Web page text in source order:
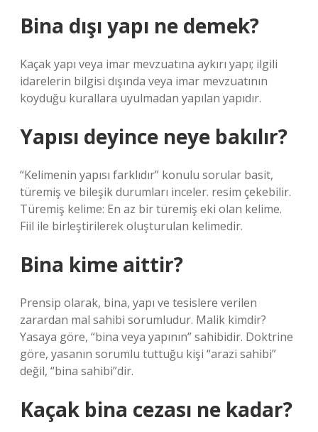
Bina dışı yapı ne demek?
Kaçak yapı veya imar mevzuatına aykırı yapı; ilgili
idarelerin bilgisi dışında veya imar mevzuatının
koyduğu kurallara uyulmadan yapılan yapıdır.
Yapısı deyince neye bakılır?
“Kelimenin yapısı farklıdır” konulu sorular basit,
türemiş ve bileşik durumları inceler. resim çekebilir.
Türemiş kelime: En az bir türemiş eki olan kelime.
Fiil ile birleştirilerek oluşturulan kelimedir.
Bina kime aittir?
Prensip olarak, bina, yapı ve tesislere verilen
zarardan mal sahibi sorumludur. Malik kimdir?
Yasaya göre, “bina veya yapının” sahibidir. Doktrine
göre, yasanın sorumlu tuttuğu kişi “arazi sahibi”
değil, “bina sahibi”dir.
Kaçak bina cezası ne kadar?